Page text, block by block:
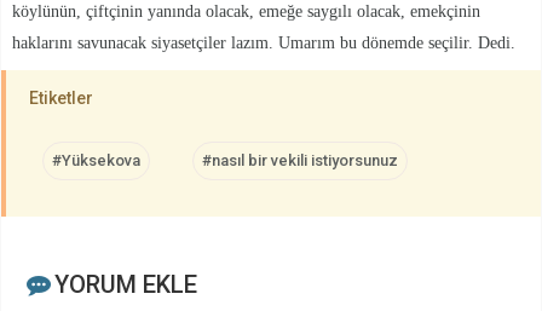
köylünün, çiftçinin yanında olacak, emeğe saygılı olacak, emekçinin
haklarını savunacak siyasetçiler lazım. Umarım bu dönemde seçilir. Dedi.
Etiketler
#Yüksekova #nasıl bir vekili istiyorsunuz
YORUM EKLE